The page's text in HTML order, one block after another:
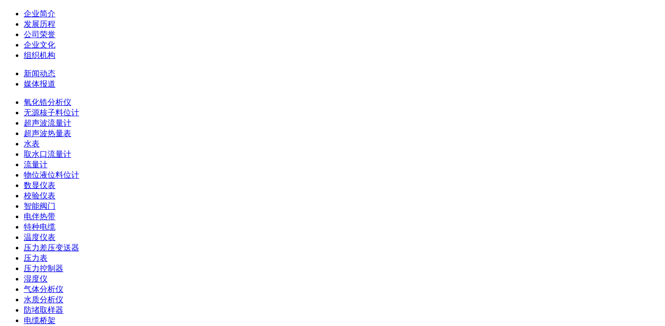
企业简介
发展历程
公司荣誉
企业文化
组织机构
新闻动态
媒体报道
氧化锆分析仪
无源核子料位计
超声波流量计
超声波热量表
水表
取水口流量计
流量计
物位液位料位计
数显仪表
校验仪表
智能阀门
电伴热带
特种电缆
温度仪表
压力差压变送器
压力表
压力控制器
湿度仪
气体分析仪
水质分析仪
防堵取样器
电缆桥架